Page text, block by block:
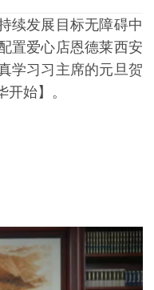
发展目标无障碍中
置爱心店恩德莱西安
学习习主席的元旦贺
始】。